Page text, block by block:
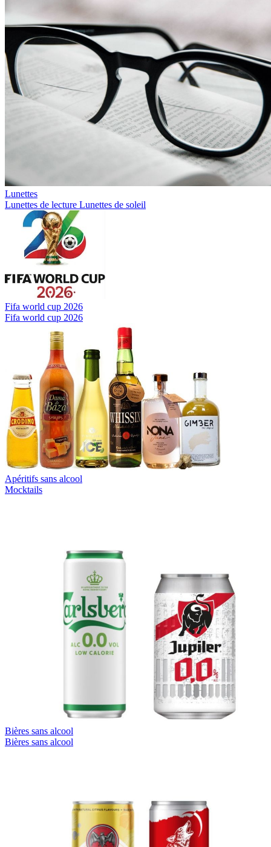
Lunettes
Lunettes de lecture Lunettes de soleil
Fifa world cup 2026
Fifa world cup 2026
Apéritifs sans alcool
Mocktails
Bières sans alcool
Bières sans alcool